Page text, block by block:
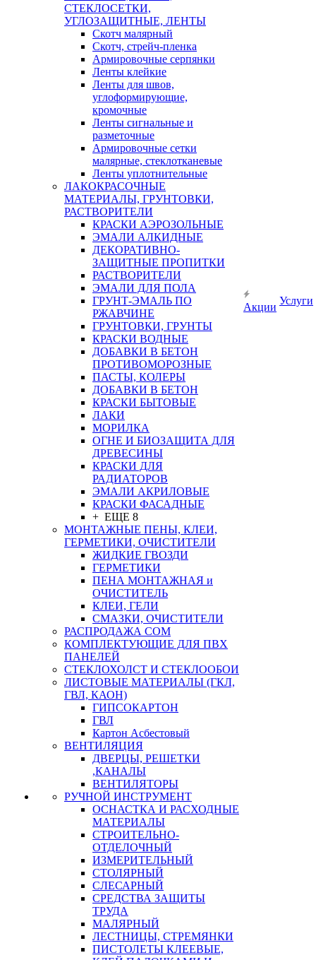
СТЕКЛОСЕТКИ,
УГЛОЗАЩИТНЫЕ, ЛЕНТЫ
Скотч малярный
Скотч, стрейч-пленка
Армировочные серпянки
Ленты клейкие
Ленты для швов,
углоформирующие,
кромочные
Ленты сигнальные и
разметочные
Армировочные сетки
малярные, стеклотканевые
Ленты уплотнительные
ЛАКОКРАСОЧНЫЕ
МАТЕРИАЛЫ, ГРУНТОВКИ,
РАСТВОРИТЕЛИ
КРАСКИ АЭРОЗОЛЬНЫЕ
ЭМАЛИ АЛКИДНЫЕ
ДЕКОРАТИВНО-
ЗАЩИТНЫЕ ПРОПИТКИ
РАСТВОРИТЕЛИ
ЭМАЛИ ДЛЯ ПОЛА
ГРУНТ-ЭМАЛЬ ПО
РЖАВЧИНЕ
ГРУНТОВКИ, ГРУНТЫ
КРАСКИ ВОДНЫЕ
ДОБАВКИ В БЕТОН
ПРОТИВОМОРОЗНЫЕ
ПАСТЫ, КОЛЕРЫ
ДОБАВКИ В БЕТОН
КРАСКИ БЫТОВЫЕ
ЛАКИ
МОРИЛКА
ОГНЕ И БИОЗАЩИТА ДЛЯ
ДРЕВЕСИНЫ
КРАСКИ ДЛЯ
РАДИАТОРОВ
ЭМАЛИ АКРИЛОВЫЕ
КРАСКИ ФАСАДНЫЕ
+ ЕЩЕ 8
МОНТАЖНЫЕ ПЕНЫ, КЛЕИ,
ГЕРМЕТИКИ, ОЧИСТИТЕЛИ
ЖИДКИЕ ГВОЗДИ
ГЕРМЕТИКИ
ПЕНА МОНТАЖНАЯ и
ОЧИСТИТЕЛЬ
КЛЕИ, ГЕЛИ
СМАЗКИ, ОЧИСТИТЕЛИ
РАСПРОДАЖА СОМ
КОМПЛЕКТУЮЩИЕ ДЛЯ ПВХ
ПАНЕЛЕЙ
СТЕКЛОХОЛСТ И СТЕКЛООБОИ
ЛИСТОВЫЕ МАТЕРИАЛЫ (ГКЛ,
ГВЛ, КАОН)
ГИПСОКАРТОН
ГВЛ
Картон Асбестовый
ВЕНТИЛЯЦИЯ
ДВЕРЦЫ, РЕШЕТКИ
,КАНАЛЫ
ВЕНТИЛЯТОРЫ
РУЧНОЙ ИНСТРУМЕНТ
ОСНАСТКА И РАСХОДНЫЕ
МАТЕРИАЛЫ
СТРОИТЕЛЬНО-
ОТДЕЛОЧНЫЙ
ИЗМЕРИТЕЛЬНЫЙ
СТОЛЯРНЫЙ
СЛЕСАРНЫЙ
СРЕДСТВА ЗАЩИТЫ
ТРУДА
МАЛЯРНЫЙ
ЛЕСТНИЦЫ, СТРЕМЯНКИ
ПИСТОЛЕТЫ КЛЕЕВЫЕ,
Акции
Услуги